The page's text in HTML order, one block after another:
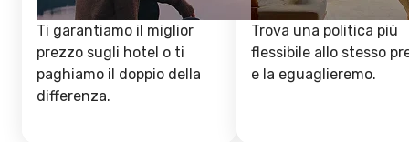
Ti garantiamo il miglior
prezzo sugli hotel o ti
paghiamo il doppio della
differenza.
Trova una politica più
flessibile allo stesso
e la eguaglieremo.